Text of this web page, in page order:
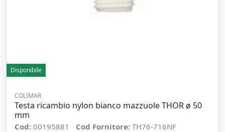
Disponibile
COLIMAR
Testa ricambio nylon bianco mazzuole THOR ø 50
mm
Cod: 00195881 Cod Fornitore: TH76-716NF